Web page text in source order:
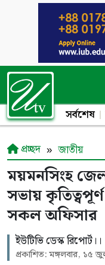
সর্বশেষ
প্রচ্ছদ জাতীয়
ময়মনসিংহ
সভায়
সকল অফিসার
ইউটিভি ডেস্ক রিপোর্ট।।
প্রকাশিত: মঙ্গলবার, ১৫